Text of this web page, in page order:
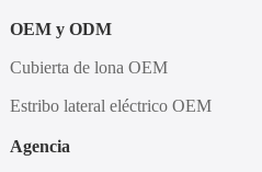
OEM y ODM
Cubierta de lona OEM
Estribo lateral eléctrico OEM
Agencia